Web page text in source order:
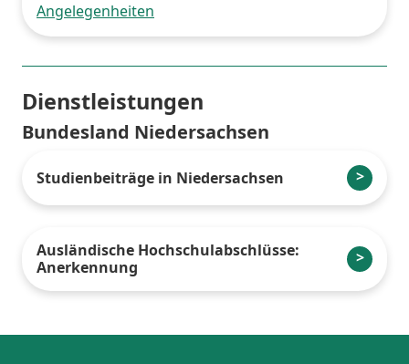
Angelegenheiten
Dienstleistungen
Bundesland Niedersachsen
Studienbeiträge in Niedersachsen
Ausländische Hochschulabschlüsse:
Anerkennung